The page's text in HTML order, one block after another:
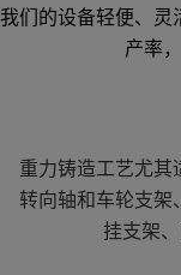
我们的设备轻便、灵
产率
重力铸造工艺尤其
转向轴和车轮支架
挂支架